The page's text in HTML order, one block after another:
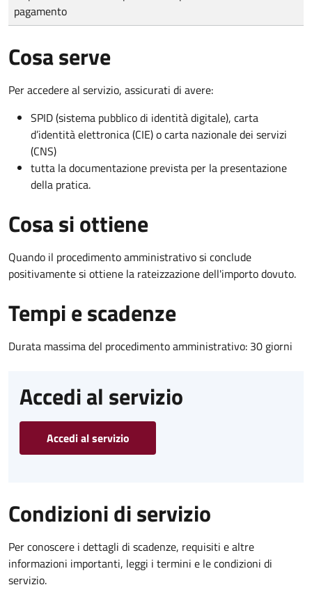
pagamento
Cosa serve
Per accedere al servizio, assicurati di avere:
SPID (sistema pubblico di identità digitale), carta
d’identità elettronica (CIE) o carta nazionale dei servizi
(CNS)
tutta la documentazione prevista per la presentazione
della pratica.
Cosa si ottiene
Quando il procedimento amministrativo si conclude
positivamente si ottiene la rateizzazione dell'importo dovuto.
Tempi e scadenze
Durata massima del procedimento amministrativo: 30 giorni
Accedi al servizio
Accedi al servizio
Condizioni di servizio
Per conoscere i dettagli di scadenze, requisiti e altre
informazioni importanti, leggi i termini e le condizioni di
servizio.